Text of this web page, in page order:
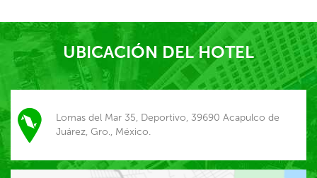
UBICACIÓN DEL HOTEL
Lomas del Mar 35, Deportivo, 39690 Acapulco de
Juárez, Gro., México.